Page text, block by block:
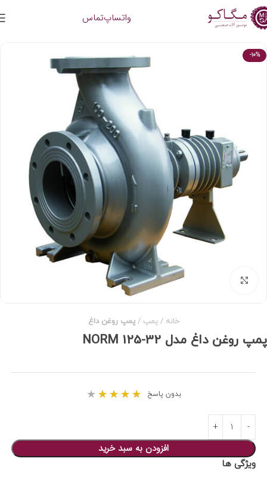
واتساپتماس
-10%
برای بزرگنمایی کلیک کنید
خانه پمپ پمپ روغن داغ
پمپ روغن داغ مدل 32-125 NORM
بدون پاسخ ★
★
★
★
★
افزودن به سبد خرید
ویژگی ها